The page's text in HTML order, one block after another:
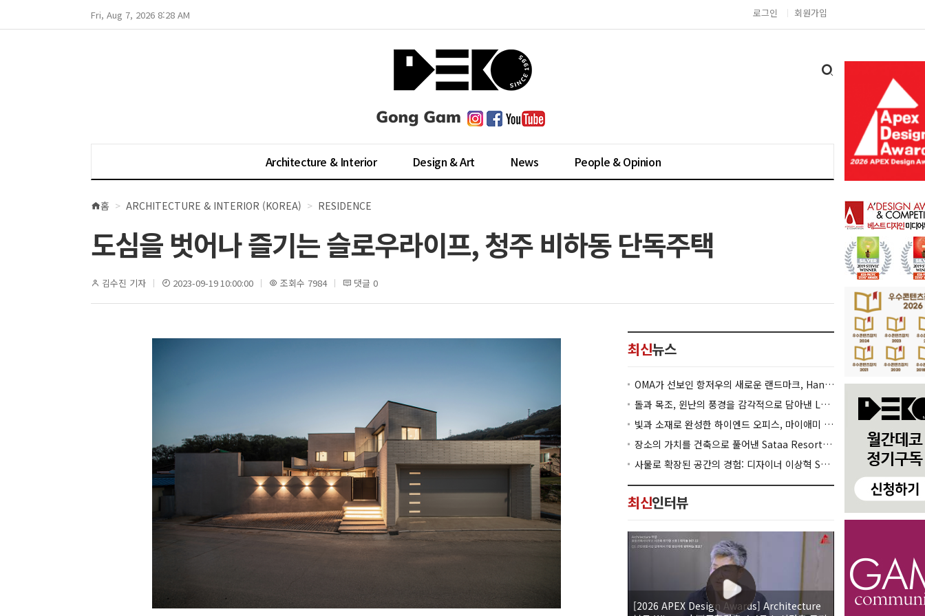
Fri, Aug 7, 2026 8:28 AM 로그인 회원가입
Architecture & Interior Design & Art News People & Opinion
현
위
치
홈 ARCHITECTURE & INTERIOR (KOREA) RESIDENCE
도심을 벗어나 즐기는 슬로우라이프, 청주 비하동 단독주택
김수진 기자 2023-09-19 10:00:00 조회수 7984 댓글 0
최신뉴스
OMA가 선보인 항저우의 새로운 랜드마크, Hangzhou Prism
돌과 목조, 윈난의 풍경을 감각적으로 담아낸 Lan Bistro Yunnan Restaurant
빛과 소재로 완성한 하이엔드 오피스, 마이애미 830 Brickell
장소의 가치를 건축으로 풀어낸 Sataa Resort Nan
사물로 확장된 공간의 경험: 디자이너 이상혁 SANGHYEOK LEE
최신인터뷰
[2026 APEX Design Awards] Architecture